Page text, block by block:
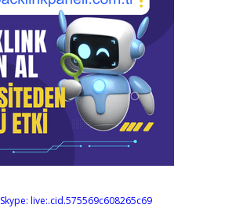
Skype: live:.cid.575569c608265c69